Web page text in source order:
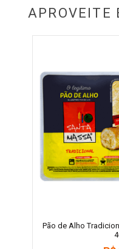
APROVEITE
Pão de Alho